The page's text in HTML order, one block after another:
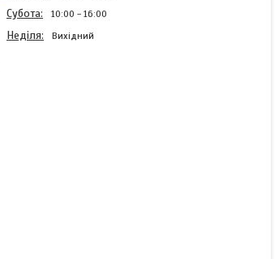
Субота 10:00 16:00
Неділя Вихідний